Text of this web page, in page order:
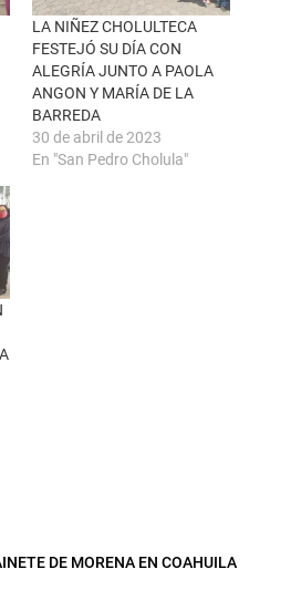
LA NIÑEZ CHOLULTECA
FESTEJÓ SU DÍA CON
ALEGRÍA JUNTO A PAOLA
ANGON Y MARÍA DE LA
BARREDA
30 de abril de 2023
En "San Pedro Cholula"
DE MORENA EN COAHUILA